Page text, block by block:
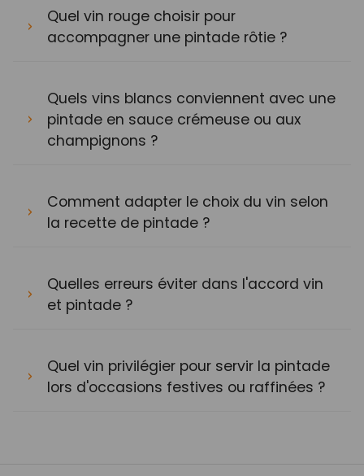
Quel vin rouge choisir pour
accompagner une pintade rôtie ?
Quels vins blancs conviennent avec une
pintade en sauce crémeuse ou aux
champignons ?
Comment adapter le choix du vin selon
la recette de pintade ?
Quelles erreurs éviter dans l'accord vin
et pintade ?
Quel vin privilégier pour servir la pintade
lors d'occasions festives ou raffinées ?